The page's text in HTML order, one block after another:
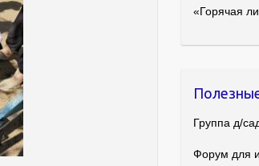
«Горячая
Группа д/
Форум для